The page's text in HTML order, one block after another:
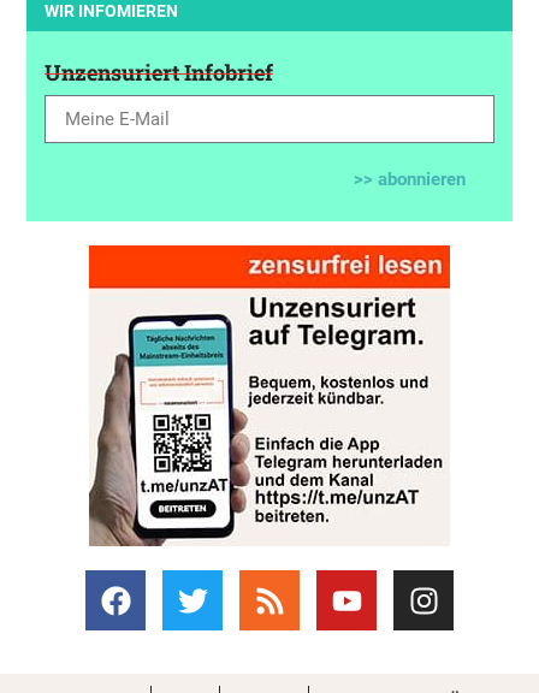
WIR INFOMIEREN
Unzensuriert Infobrief
>> abonnieren